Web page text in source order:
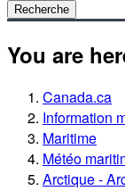
Recherche
You are
Canada.ca
Information
Maritime
Météo
Arctique -